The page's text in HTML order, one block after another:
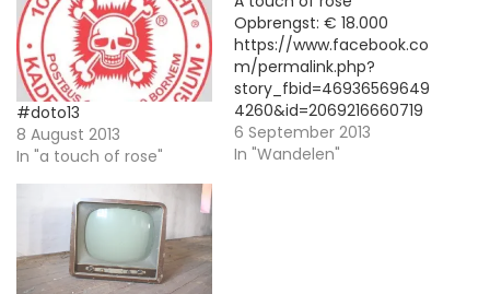
#doto13
8 August 2013
In "a touch of rose"
Opbrengst: € 18.000
https://www.facebook.co
m/permalink.php?
story_fbid=46936569649
4260&id=2069216660719
99
6 September 2013
In "Wandelen"